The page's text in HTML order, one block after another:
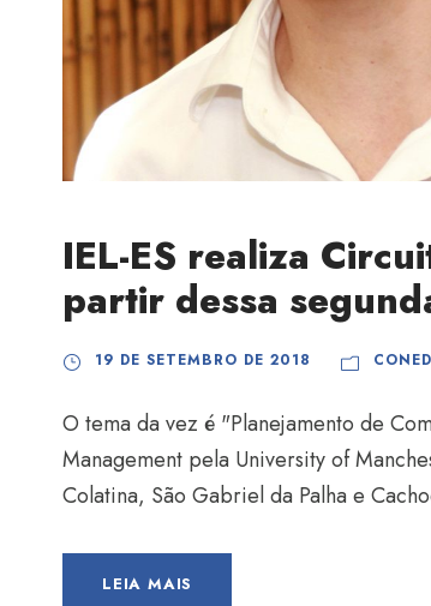
IEL-ES realiza
partir dessa
19 DE SETEMBRO DE 2018
O tema da vez é "Planejamento de
Management pela University of
Colatina, São Gabriel da Palha e
LEIA MAIS